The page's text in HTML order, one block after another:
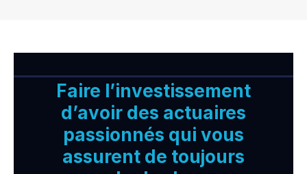
Faire l’investissement
d’avoir des actuaires
passionnés qui vous
assurent de toujours